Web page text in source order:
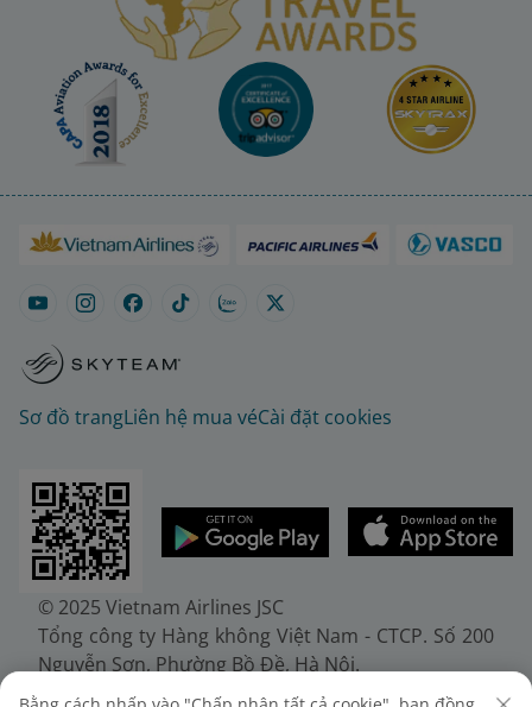
Sơ đồ trangLiên hệ mua véCài đặt cookies
© 2025 Vietnam Airlines JSC
Tổng công ty Hàng không Việt Nam - CTCP. Số 200
Nguyễn Sơn, Phường Bồ Đề, Hà Nội.
Điện thoại: (+84-24) 38272289. Fax: (+84-24)